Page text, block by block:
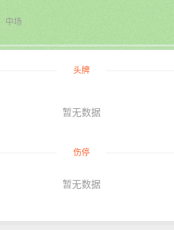
中场
头牌
暂无数据
伤停
暂无数据